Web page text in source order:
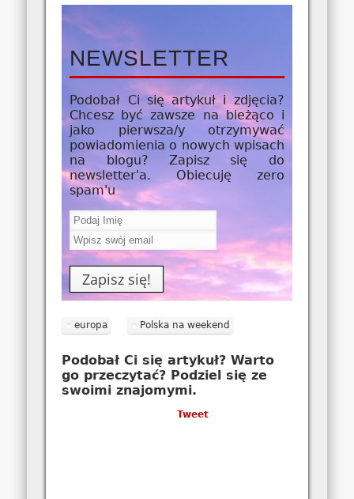
NEWSLETTER
Podobał Ci się artykuł i zdjęcia?
Chcesz być zawsze na bieżąco i
jako pierwsza/yotrzymywać
powiadomienia o nowych wpisach
na blogu? Zapisz się do
newsletter'a. Obiecuję zero
spam'u
europa Polska na weekend
Podobał Ci się artykuł? Warto
go przeczytać? Podziel się ze
swoimi znajomymi.
Tweet